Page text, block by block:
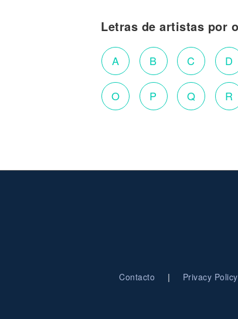
Letras de artistas por
A B C D
O P Q R
Contacto | Privacy